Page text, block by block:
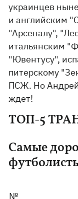
украинцев
и английским
"Арсеналу",
итальянским
"Ювентусу",
питерскому
ПСЖ. Но
ждет!
ТОП-5
Самые
№